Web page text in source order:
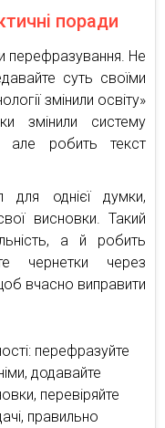
поради
перефразування. Не
суть своїми
змінили освіту»
змінили систему
але робить текст
для однієї думки,
висновки. Такий
а й робить
чернетки через
вчасно виправити
перефразуйте
додавайте
перевіряйте
правильно